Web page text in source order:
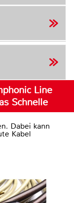
Line
Schnelle
Dabei kann
Kabel